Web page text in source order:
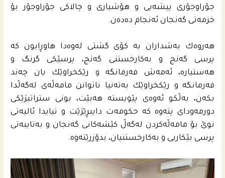
جۆراوجۆری پیشه‌یی و هۆشیاری و چالاكی جۆراوجۆر بۆ
خزمه‌تى گه‌نجان ئه‌نجام ده‌ده‌ن.
هه‌روه‌ك به‌شداران به‌ كۆی گشتى له‌وه‌دا هاوڕابون كه‌
پرسی گه‌نج و به‌كارخستنى گه‌نج، پرسێكى گرنگ و
هه‌ستیاره‌، ئه‌مه‌ش فه‌رمانگه‌ و رێكخراوێك یان چه‌ند
فه‌رمانگه‌ و رێكخراوێك به‌ته‌نیا ناتوانن مامه‌ڵه‌ى له‌گه‌ڵدا
بكه‌ن، به‌ڵكو ئه‌وه‌ى پێویسته‌ هه‌بێت، بونى ستراتیژێكى
دورمه‌وداى پته‌وه‌ كه‌ حكومه‌ت دایبڕێژێت و تیایدا ئالیه‌تی
نوێ بۆ مامه‌ڵه‌كردن له‌گه‌ڵ كێشه‌كانى گه‌نجان و به‌تایبه‌تى
پرسی بێكاریی و به‌كارخستنیان، بدۆزرێته‌وه‌.